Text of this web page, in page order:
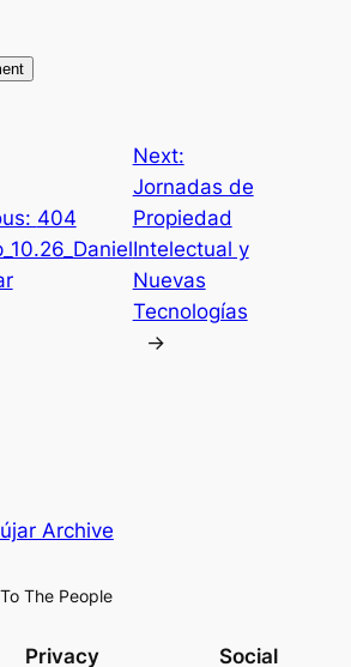
404
Next:
Jornadas de
Propiedad
Intelectual y
Nuevas
Tecnologías
→
Archive
The People
Privacy Social